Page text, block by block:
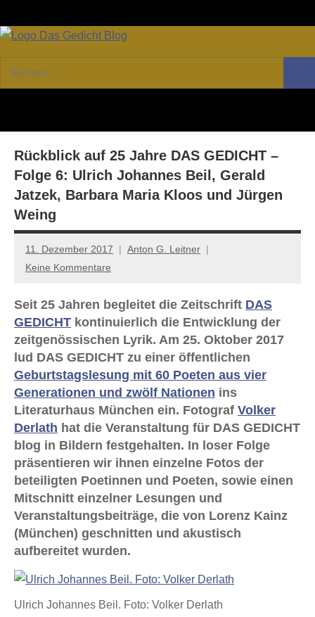
Inhalt
GEDICHT
Forum
von
Lyrik,
Essay
Kritik
Suchen
nach:
Rückblick auf 25 Jahre DAS GEDICHT –
Folge 6: Ulrich Johannes Beil, Gerald
Jatzek, Barbara Maria Kloos und Jürgen
Weing
11. Dezember 2017
Anton G. Leitner
Keine Kommentare
Seit 25 Jahren begleitet die Zeitschrift DAS
GEDICHT kontinuierlich die Entwicklung der
zeitgenössischen Lyrik. Am 25. Oktober 2017
lud DAS GEDICHT zu einer öffentlichen
Geburtstagslesung mit 60 Poeten aus vier
Generationen und zwölf Nationen ins
Literaturhaus München ein. Fotograf Volker
Derlath hat die Veranstaltung für DAS GEDICHT
blog in Bildern festgehalten. In loser Folge
präsentieren wir ihnen einzelne Fotos der
beteiligten Poetinnen und Poeten, sowie einen
Mitschnitt einzelner Lesungen und
Veranstaltungsbeiträge, die von Lorenz Kainz
(München) geschnitten und akustisch
aufbereitet wurden.
Ulrich Johannes Beil. Foto: Volker Derlath